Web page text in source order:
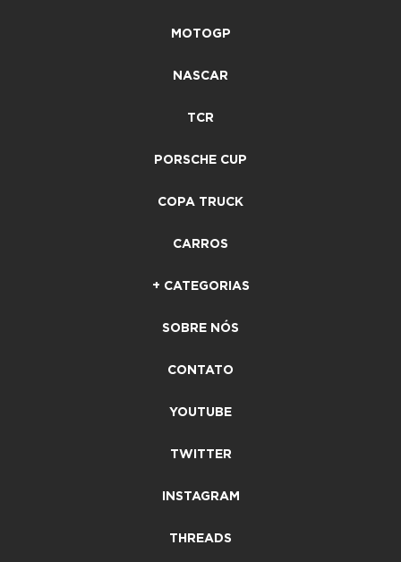
MOTOGP
NASCAR
TCR
PORSCHE CUP
COPA TRUCK
CARROS
+ CATEGORIAS
SOBRE NÓS
CONTATO
YOUTUBE
TWITTER
INSTAGRAM
THREADS